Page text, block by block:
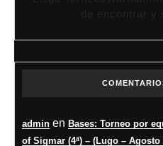
de encontrar y
admin en Bases: Torneo por
of Sigmar (4ª) – (Lugo – Agosto